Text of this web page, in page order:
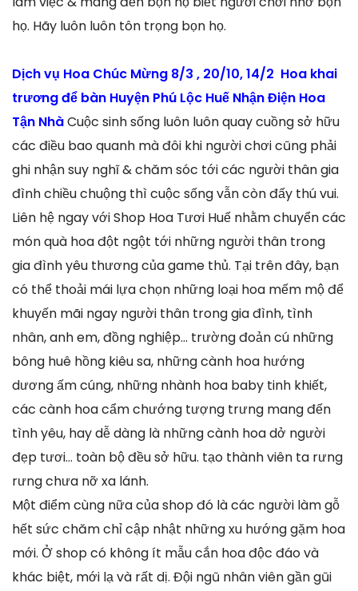
họ. Hãy luôn luôn tôn trọng bọn họ.
Dịch vụ Hoa Chúc Mừng 8/3 , 20/10, 14/2 Hoa khai
trương để bàn Huyện Phú Lộc Huế Nhận Điện Hoa
Tận NhàCuộc sinh sống luôn luôn quay cuồng sở hữu
các điều bao quanh mà đôi khi người chơi cũng phải
ghi nhận suy nghĩ & chăm sóc tới các người thân gia
đình chiều chuộng thì cuộc sống vẫn còn đấy thú vui.
Liên hệ ngay với Shop Hoa Tươi Huế nhằm chuyển các
món quà hoa đột ngột tới những người thân trong
gia đình yêu thương của game thủ. Tại trên đây, bạn
có thể thoải mái lựa chọn những loại hoa mếm mộ để
khuyến mãi ngay người thân trong gia đình, tình
nhân, anh em, đồng nghiệp… trường đoản cú những
bông huê hồng kiêu sa, những cành hoa hướng
dương ấm cúng, những nhành hoa baby tinh khiết,
các cành hoa cẩm chướng tượng trưng mang đến
tình yêu, hay dễ dàng là những cành hoa dở người
đẹp tươi… toàn bộ đều sở hữu. tạo thành viên ta rưng
rưng chưa nỡ xa lánh.
Một điểm cùng nữa của shop đó là các người làm gỗ
hết sức chăm chỉ cập nhật những xu hướng gặm hoa
mới. Ở shop có không ít mẫu cắn hoa độc đáo và
khác biệt, mới lạ và rất dị. Đội ngũ nhân viên gần gũi